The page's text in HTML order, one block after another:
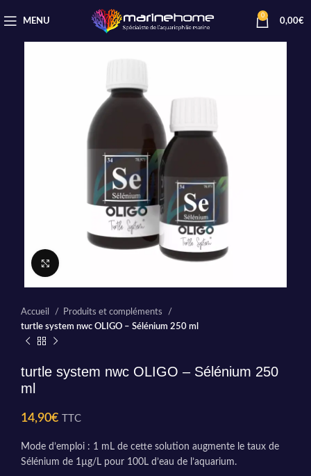
MENU
0
0,00€
Accueil
Produits et compléments
turtle system nwc OLIGO – Sélénium 250 ml
turtle system nwc OLIGO – Sélénium 250
ml
14,90€ TTC
Mode d’emploi : 1 mL de cette solution augmente le taux de
Sélénium de 1µg/L pour 100L d’eau de l’aquarium.